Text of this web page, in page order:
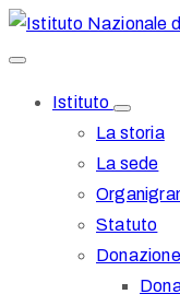
Istituto
La storia
La sede
Statuto
Donazione